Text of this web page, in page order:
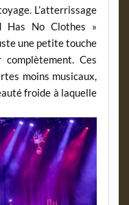
L’atterrissage
Has No Clothes »
une petite touche
Ces
moins musicaux,
froide à laquelle